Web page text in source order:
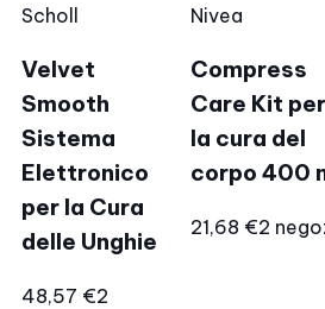
Scholl
Velvet
Smooth
Sistema
Elettronico
per la Cura
delle Unghie
48,57 €2
Nivea
Compress
Care Kit per
la cura del
corpo 400
21,68 €2